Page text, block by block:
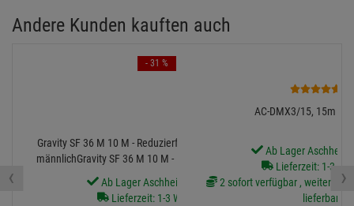
Andere Kunden kauften auch
Gravity SF 36 M 10 M - Reduzierflansch 36mm auf M10
männlichGravity SF 36 M 10 M - Reduzierflansch 36mm
Ab Lager Aschheim lieferbar
Lieferzeit: 1-3 Werktage
- 31 %
AC-DMX3/15, 15m
Ab Lager
Lieferzeit: 1-3
2 sofort verfügbar , weitere
lieferbar
‹ ›